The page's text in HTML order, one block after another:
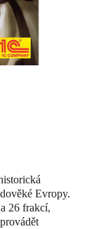
Evropy.
26 frakcí,